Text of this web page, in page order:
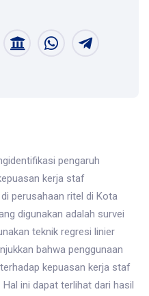
pengaruh
kerja staf
perusahaan ritel di Kota
digunakan adalah survei
teknik regresi linier
bahwa penggunaan
kepuasan kerja staf
ini dapat terlihat dari hasil